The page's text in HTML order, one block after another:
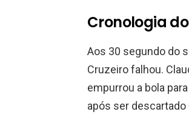
Cronologia
Aos 30 segundo do
Cruzeiro falhou.
empurrou a bola
após ser